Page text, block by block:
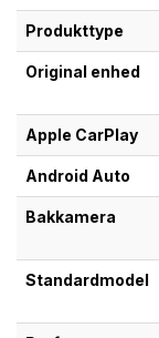
Produkttype
Original enhed
Apple CarPlay
Android Auto
Bakkamera
Standardmodel